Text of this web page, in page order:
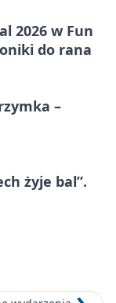
2026 w Fun
do rana
–
żyje bal”.